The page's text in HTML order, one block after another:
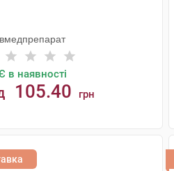
в наявності
105.40 грн